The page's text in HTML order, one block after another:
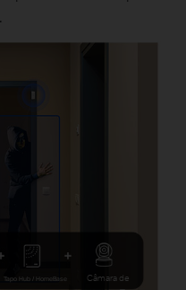
Tapo Hub / HomeBase
Câmara de